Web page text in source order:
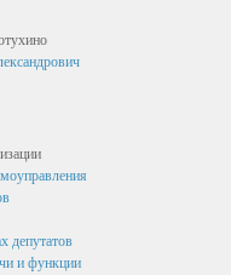
Полномочия. Задачи.
Структурные подразделения
депутатов
и функции